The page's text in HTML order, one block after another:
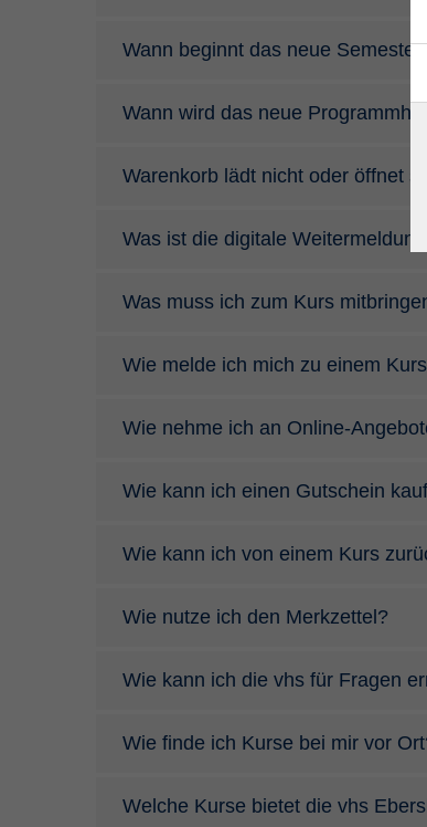
Wann beginnt das neue
Wann wird das neue
Warenkorb lädt nicht oder öffnet
Was ist die digitale
Was muss ich zum Kurs
Wie melde ich mich zu einem
Wie nehme ich an Online-
Wie kann ich einen Gutschein
Wie kann ich von einem Kurs
Wie nutze ich den Merkzettel?
Wie kann ich die vhs für Fragen
Wie finde ich Kurse bei mir vor
Welche Kurse bietet die vhs